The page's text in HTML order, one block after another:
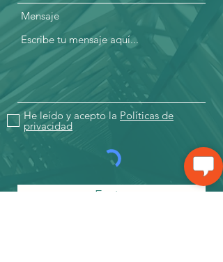
Mensaje
He leído y acepto la Políticas de
privacidad
Enviar